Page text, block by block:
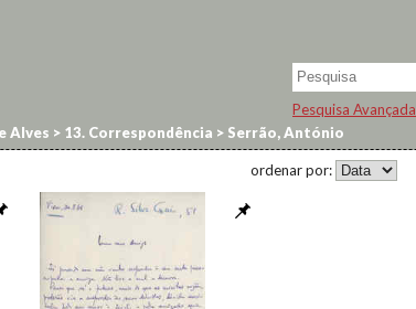
Pesquisa Avançada
Alves > 13. Correspondência > Serrão, António
ordenar por: